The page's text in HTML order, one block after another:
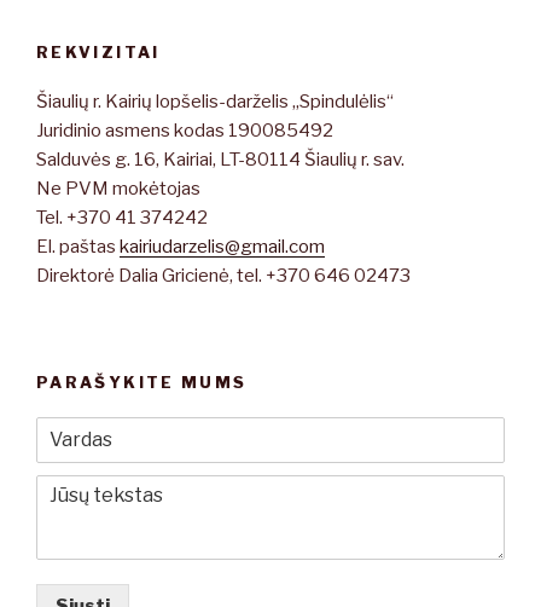
REKVIZITAI
Šiaulių r. Kairių lopšelis-darželis „Spindulėlis“
Juridinio asmens kodas 190085492
Salduvės g. 16, Kairiai, LT-80114 Šiaulių r. sav.
Ne PVM mokėtojas
Tel. +370 41 374242
El. paštas kairiudarzelis@gmail.com
Direktorė Dalia Gricienė, tel. +370 646 02473
PARAŠYKITE MUMS